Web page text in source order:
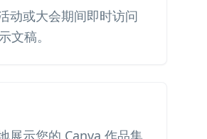
动或大会期间即时访问
文稿。
展示您的 Canva 作品集